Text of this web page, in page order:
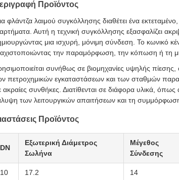
Προϊόντος
φλάντζα λαιμού συγκόλλησης διαθέτει ένα
Αυτή η τεχνική συγκόλλησης εξασφαλίζει
μια ισχυρή, μόνιμη σύνδεση. Το κωνικό
την παραμόρφωση, την κόπωση ή τη
συνήθως σε βιομηχανίες υψηλής
πετροχημικών εγκαταστάσεων και των σταθμών
ακραίες συνθήκες. Διατίθενται σε διάφορα υλικά,
των λειτουργικών απαιτήσεων και τη
Προϊόντος
DN
Εξωτερική Διάμετρος
Σωλήνα
Μέγεθος
Σύνδεσης
10 17.2 14